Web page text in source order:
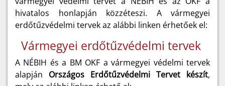
hivatalos honlapján közzéteszi. A vármegyei
erdőtűzvédelmi tervek az alábbi linken érhetőek el:
Vármegyei erdőtűzvédelmi tervek
A NÉBIH és a BM OKF a vármegyei védelmi tervek
alapján Országos Erdőtűzvédelmi Tervet készít,